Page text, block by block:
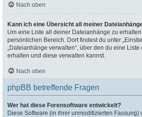
Nach oben
Kann ich eine Übersicht all meiner
Um eine Liste all deiner Dateianhänge zu
persönlichen Bereich. Dort findest du unter
„Dateianhänge verwalten“, über den du eine
erhalten und diese verwalten kannst.
Nach oben
phpBB betreffende Fragen
Wer hat diese Forensoftware entwickelt?
Diese Software (in ihrer unmodifizierten Fassung)